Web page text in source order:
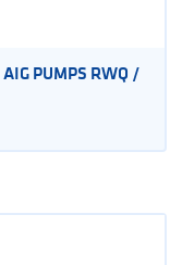
PUMPS RWQ /